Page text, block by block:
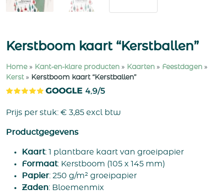
Kerstboom kaart “Kerstballen”
Home» Kant-en-klare producten » Kaarten » Feestdagen »
Kerst» Kerstboom kaart “Kerstballen”
Prijs per stuk: € 3,85 excl btw
Productgegevens
Kaart: 1 plantbare kaart van groeipapier
Formaat: Kerstboom (105 x 145 mm)
Papier: 250 g/m² groeipapier
Zaden: Bloemenmix